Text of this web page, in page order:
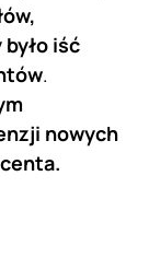
iść
.
nowych